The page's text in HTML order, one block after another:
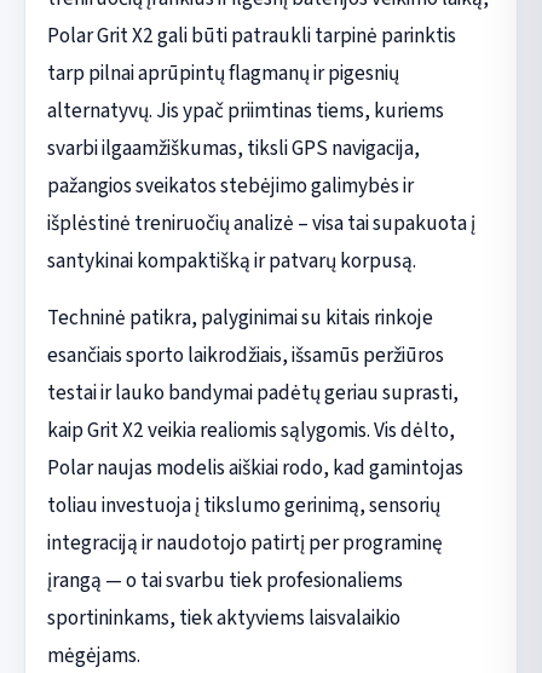
Polar Grit X2 gali būti patraukli tarpinė parinktis
tarp pilnai aprūpintų flagmanų ir pigesnių
alternatyvų. Jis ypač priimtinas tiems, kuriems
svarbi ilgaamžiškumas, tiksli GPS navigacija,
pažangios sveikatos stebėjimo galimybės ir
išplėstinė treniruočių analizė – visa tai supakuota į
santykinai kompaktišką ir patvarų korpusą.
Techninė patikra, palyginimai su kitais rinkoje
esančiais sporto laikrodžiais, išsamūs peržiūros
testai ir lauko bandymai padėtų geriau suprasti,
kaip Grit X2 veikia realiomis sąlygomis. Vis dėlto,
Polar naujas modelis aiškiai rodo, kad gamintojas
toliau investuoja į tikslumo gerinimą, sensorių
integraciją ir naudotojo patirtį per programinę
įrangą — o tai svarbu tiek profesionaliems
sportininkams, tiek aktyviems laisvalaikio
mėgėjams.